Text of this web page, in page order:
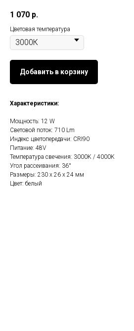
1 070 р.
Цветовая температура
Добавить в корзину
Характеристики:
Мощность: 12 W
Световой поток: 710 Lm
Индекс цветопередачи: CRI90
Питание: 48V
Температура свечения: 3000K / 4000K
Угол рассеивания: 36°
Размеры: 230 х 26 х 24 мм
Цвет: белый